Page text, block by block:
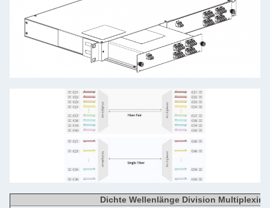
Dichte Wellenlänge Division Multiplexing